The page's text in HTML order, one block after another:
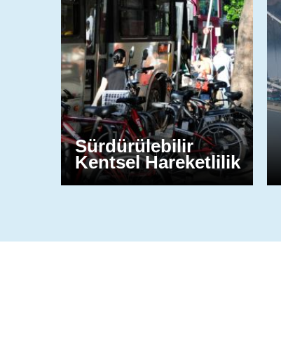
Sürdürülebilir
Kentsel Hareketlilik